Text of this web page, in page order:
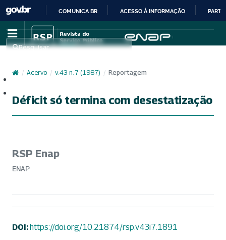
IR
PARA
CONTEÚDO
COMUNICA BR ACESSO À INFORMAÇÃO
Pesquisar
/ Acervo / v. 43 n. 7 (1987) / Reportagem
Déficit só termina com desestatização
RSP Enap
ENAP
DOI:https://doi.org/10.21874/rsp.v43i7.1891